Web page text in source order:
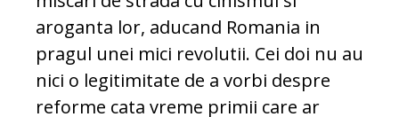
aroganta lor, aducand Romania in
pragul unei mici revolutii. Cei doi nu au
nici o legitimitate de a vorbi despre
reforme cata vreme primii care ar